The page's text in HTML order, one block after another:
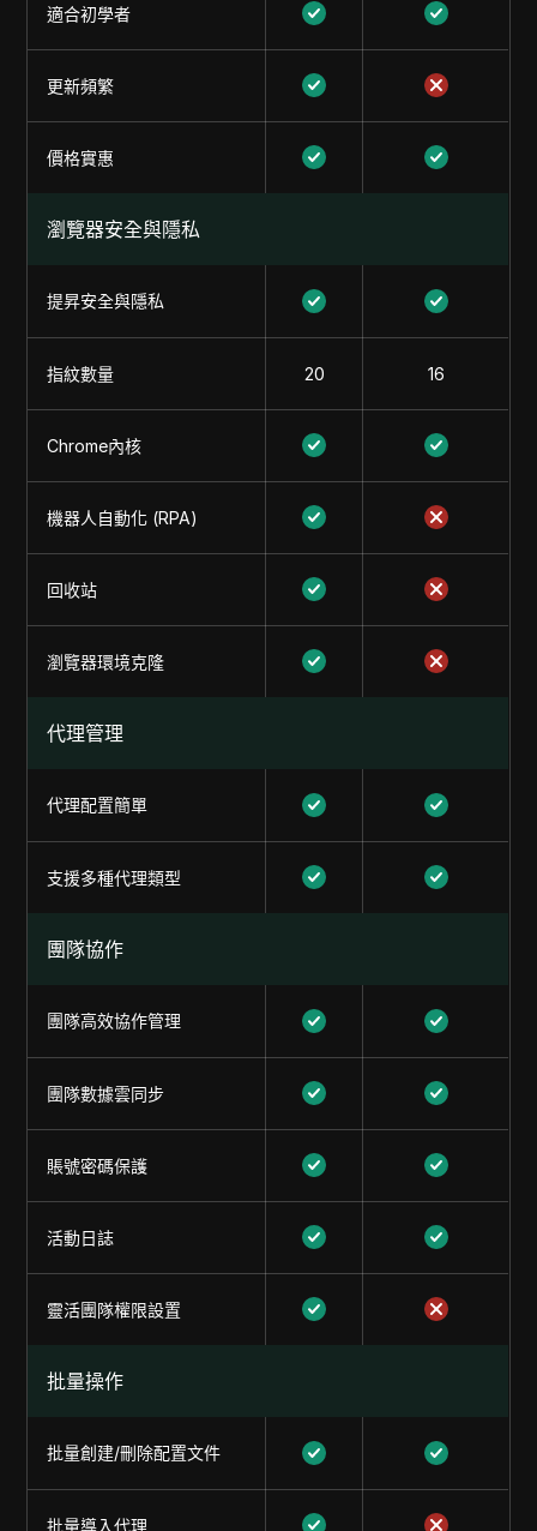
適合初學者
更新頻繁
價格實惠
瀏覽器安全與隱私
提昇安全與隱私
指紋數量 20 16
Chrome內核
機器人自動化 (RPA)
回收站
瀏覽器環境克隆
代理管理
代理配置簡單
支援多種代理類型
團隊協作
團隊高效協作管理
團隊數據雲同步
賬號密碼保護
活動日誌
靈活團隊權限設置
批量操作
批量創建/刪除配置文件
批量導入代理